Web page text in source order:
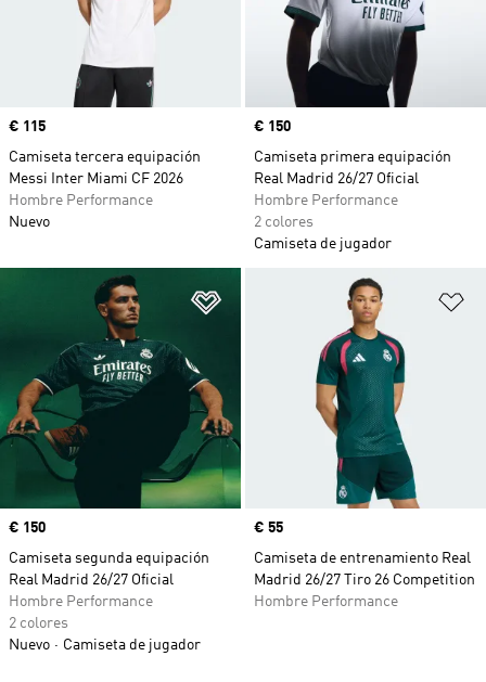
Precio
€ 115
Camiseta tercera equipación
Messi Inter Miami CF 2026
Hombre Performance
Nuevo
Precio
€ 150
Camiseta primera equipación
Real Madrid 26/27 Oficial
Hombre Performance
2 colores
Camiseta de jugador
Añadir a la lista de deseos
Precio
€ 150
Camiseta segunda equipación
Real Madrid 26/27 Oficial
Hombre Performance
2 colores
Nuevo
Camiseta de jugador
Precio
€ 55
Camiseta de entrenamiento Real
Madrid 26/27 Tiro 26 Competition
Hombre Performance